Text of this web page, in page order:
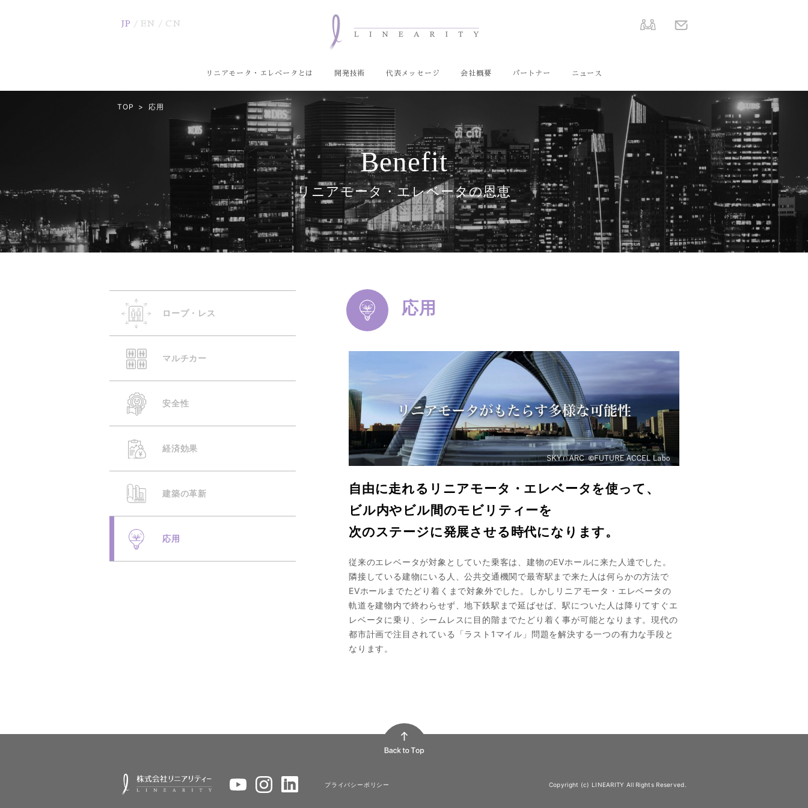
JP EN CN
リニアモータ・エレベータとは 開発技術 代表メッセージ 会社概要 パートナー ニュース
TOP 応用
Benefit
リニアモータ・エレベータの恩恵
応用
自由に走れるリニアモータ・エレベータを使って、
ビル内やビル間のモビリティーを
次のステージに発展させる時代になります。
従来のエレベータが対象としていた乗客は、建物のEVホールに来た人達でした。
隣接している建物にいる人、公共交通機関で最寄駅まで来た人は何らかの方法で
EVホールまでたどり着くまで対象外でした。しかしリニアモータ・エレベータの
軌道を建物内で終わらせず、地下鉄駅まで延ばせば、駅についた人は降りてすぐエ
レベータに乗り、シームレスに目的階までたどり着く事が可能となります。現代の
都市計画で注目されている「ラスト1マイル」問題を解決する一つの有力な手段と
なります。
ロープ・レス
マルチカー
安全性
経済効果
建築の革新
応用
プライバシーポリシー Copyright (c) LINEARITY All Rights Reserved.